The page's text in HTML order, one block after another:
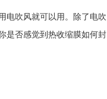
电吹风就可以用。除了电吹
是否感觉到热收缩膜如何封